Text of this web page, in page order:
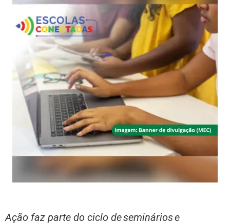
Ação faz parte do ciclo de seminários e